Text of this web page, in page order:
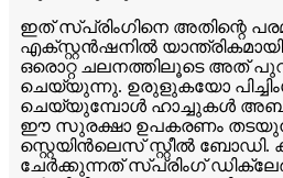
ഇത് സ്പ്രിംഗിനെ അതിന്റെ
എക്സ്റ്റൻഷനിൽ
ഒരൊറ്റ ചലനത്തിലൂടെ അത്
ചെയ്യുന്നു. ഉരുളുകയോ
ചെയ്യുമ്പോൾ ഹാച്ചുകൾ
ഈ സുരക്ഷാ ഉപകരണം
സ്റ്റെയിൻലെസ് സ്റ്റീൽ ബോഡി.
ചേർക്കുന്നത് സ്പ്രിംഗ് ഡിക്ലേർഡ്